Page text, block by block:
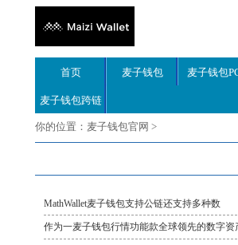
首页 麦子钱包 麦子钱包
麦子钱包跨链
你的位置： 麦子钱包官网 >
MathWallet麦子钱包支持公链还支持多种数
作为一麦子钱包行情功能款全球领先的数字资